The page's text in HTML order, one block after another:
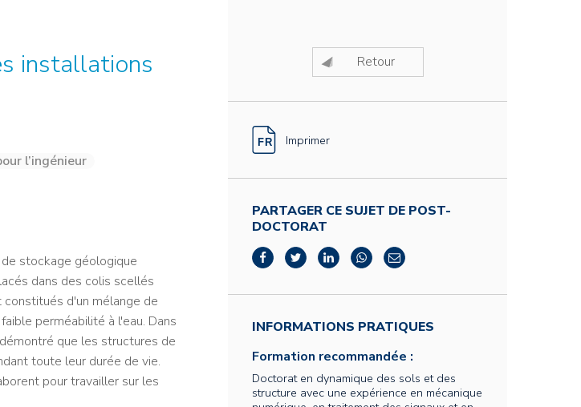
installations
l’ingénieur
stockage géologique
dans des colis scellés
d'un mélange de
perméabilité à l'eau. Dans
que les structures de
toute leur durée de vie.
pour travailler sur les
Retour
Imprimer
PARTAGER CE SUJET DE POST-
DOCTORAT
INFORMATIONS PRATIQUES
Formation recommandée :
Doctorat en dynamique des sols et des
structure avec une expérience en mécanique